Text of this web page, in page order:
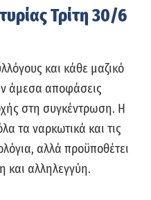
Τρίτη 30/6
και κάθε μαζικό
άμεσα αποφάσεις
στη συγκέντρωση. Η
τα ναρκωτικά και τις
αλλά προϋποθέτει
και αλληλεγγύη.